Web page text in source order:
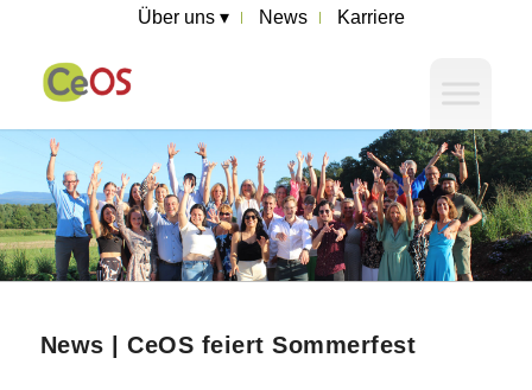
Über uns ▾ News Karriere
News | CeOS feiert Sommerfest